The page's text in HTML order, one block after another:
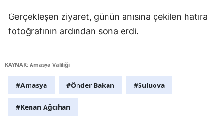
Gerçekleşen ziyaret, günün anısına çekilen hatıra
fotoğrafının ardından sona erdi.
KAYNAK: Amasya Valiliği
#Amasya #Önder Bakan #Suluova
#Kenan Ağcıhan